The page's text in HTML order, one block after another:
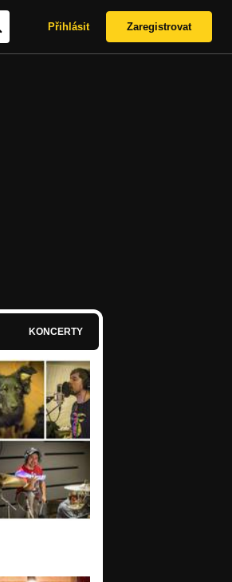
Přihlásit Zaregistrovat
KONCERTY